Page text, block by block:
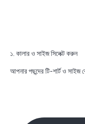
১. কালার ও সাইজ সিলেক্ট করুন
আপনার পছন্দের টি-শার্ট ও সাইজ